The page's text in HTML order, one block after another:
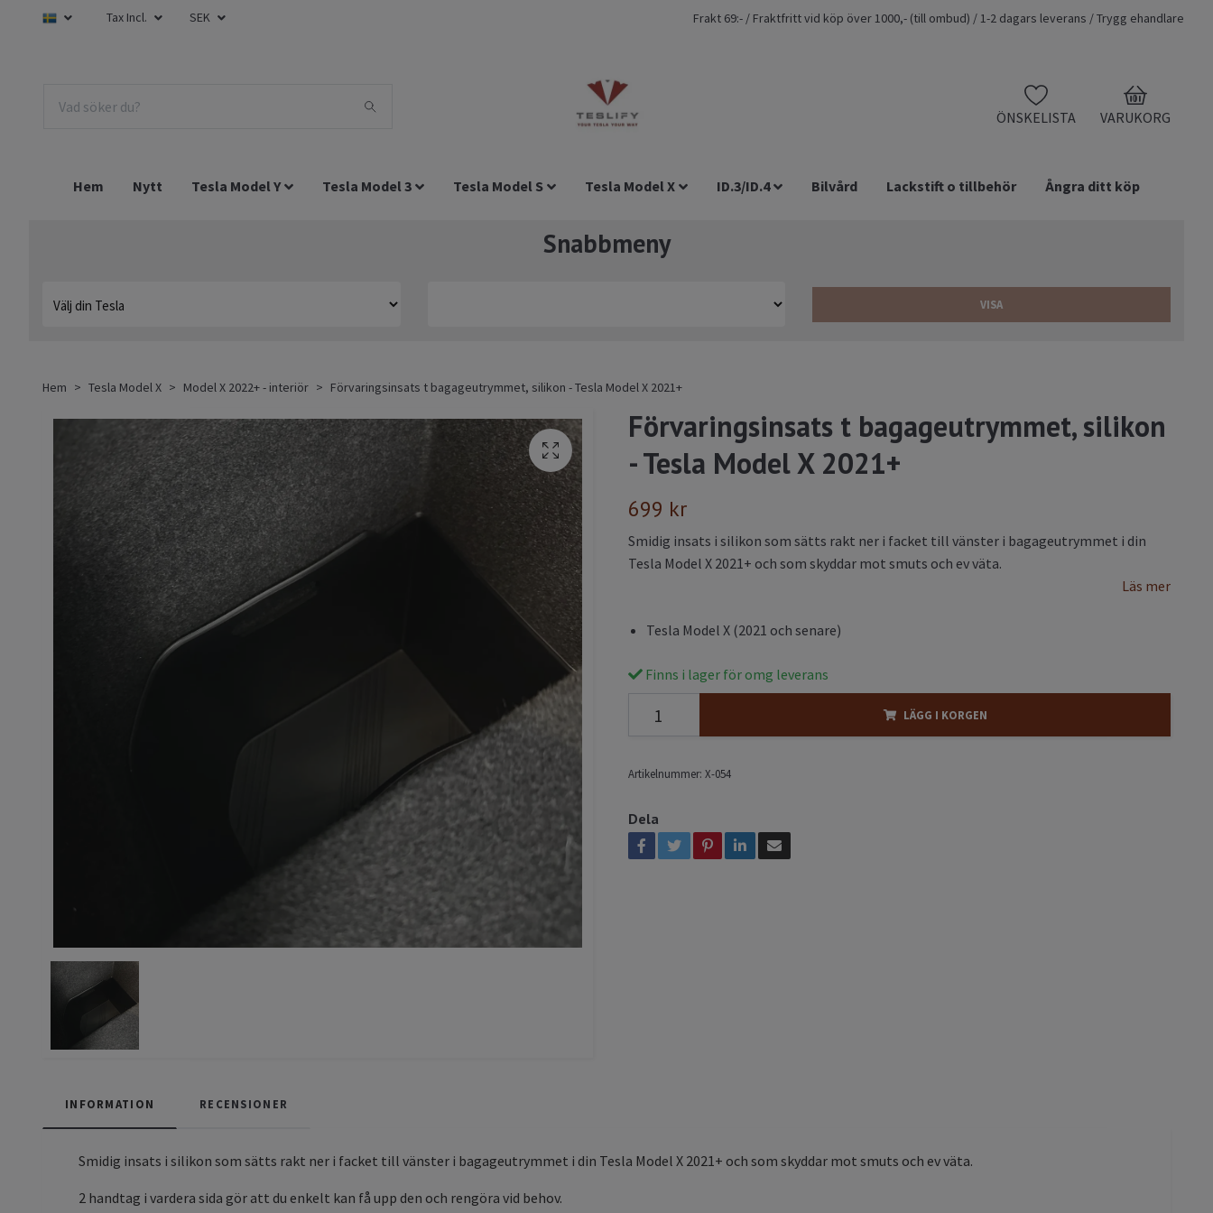
Tax Incl. SEK Frakt 69:- / Fraktfritt vid köp över 1000,- (till ombud) / 1-2 dagars leverans / Trygg ehandlare
ÖNSKELISTA
0
VARUKORG
Hem Nytt Tesla Model Y Tesla Model 3 Tesla Model S Tesla Model X ID.3/ID.4 Bilvård Lackstift o tillbehör Ångra ditt köp
Snabbmeny
VISA
Hem Tesla Model X Model X 2022+ - interiör Förvaringsinsats t bagageutrymmet, silikon - Tesla Model X 2021+
Förvaringsinsats t bagageutrymmet, silikon
- Tesla Model X 2021+
699 kr
Smidig insats i silikon som sätts rakt ner i facket till vänster i bagageutrymmet i din
Tesla Model X 2021+ och som skyddar mot smuts och ev väta.
Läs mer
Tesla Model X (2021 och senare)
Finns i lager för omg leverans
LÄGG I KORGEN
Artikelnummer: X-054
Dela
INFORMATION RECENSIONER
Smidig insats i silikon som sätts rakt ner i facket till vänster i bagageutrymmet i din Tesla Model X 2021+ och som skyddar mot smuts och ev väta.
2 handtag i vardera sida gör att du enkelt kan få upp den och rengöra vid behov.